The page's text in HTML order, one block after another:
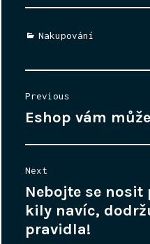
Categories
Nakupování
pro
příspěvek
Previous
Previous
Eshop vám
Next
Next
post:
Nebojte se
kily navíc,
pravidla!